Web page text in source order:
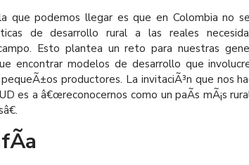
que podemos llegar es que en Colombia no
de desarrollo rural a las reales
Esto plantea un reto para nuestras
encontrar modelos de desarrollo que
productores. La invitaciÃ³n que nos
es a â€œreconocernos como un paÃ­s mÃ¡s